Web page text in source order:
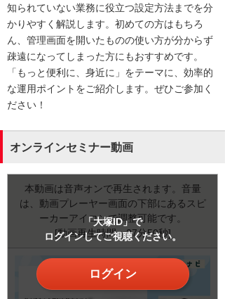
知られていない業務に役立つ設定方法までを分
かりやすく解説します。初めての方はもちろ
ん、管理画面を開いたものの使い方が分からず
疎遠になってしまった方にもおすすめです。
「もっと便利に、身近に」をテーマに、効率的
な運用ポイントをご紹介します。ぜひご参加く
ださい！
オンラインセミナー動画
本動画は音声オンで再生されます。音量
は、動画プレーヤー画面の下部にあるスピ
ーカーアイコンで調整可能です。
[動画再生時間：27分50秒]
「大塚ID」で
ログインしてご視聴ください。
ログイン